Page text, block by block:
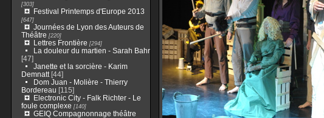
[303]
Festival Printemps d'Europe 2013
[647]
Journées de Lyon des Auteurs de
Théâtre [220]
Lettres Frontière [294]
La douleur du martien - Sarah Bahr
[47]
Janette et la sorcière - Karim
Demnatt [44]
Dom Juan - Molière - Thierry
Bordereau [115]
Electronic City - Falk Richter - Le
foule complexe [140]
GEIQ Compagnonnage théâtre